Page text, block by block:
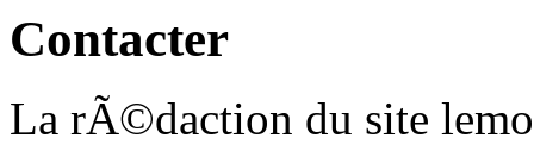
Contacter
La rÃ©daction du site